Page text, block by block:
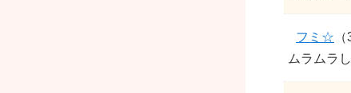
フミ☆
ムラムラ